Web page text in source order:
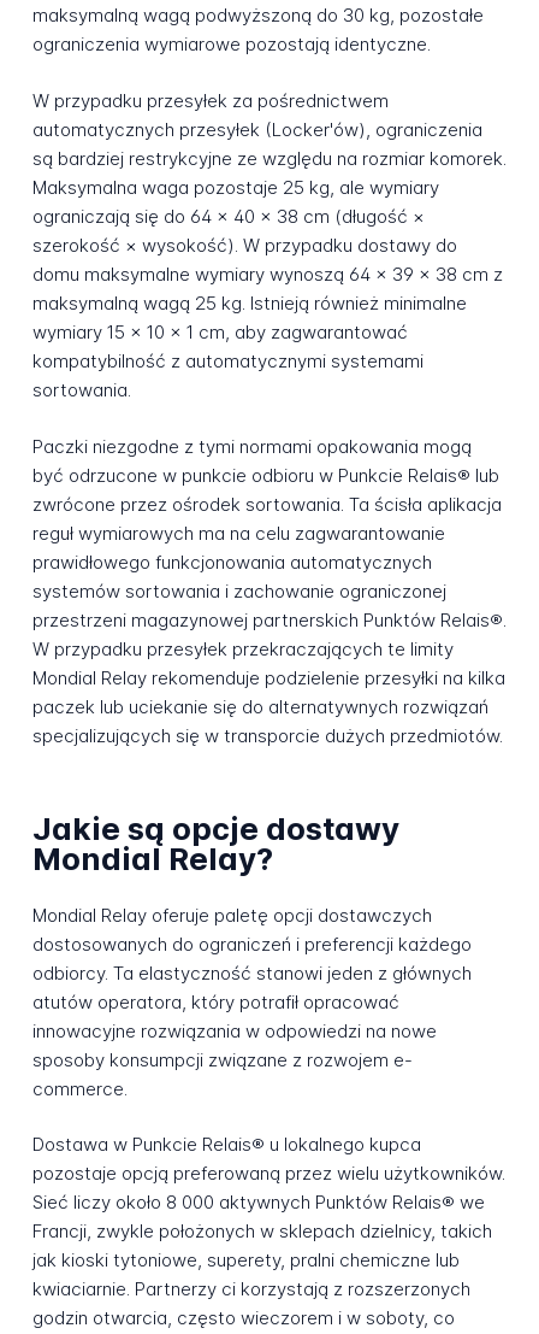
maksymalną wagą podwyższoną do 30 kg, pozostałe
ograniczenia wymiarowe pozostają identyczne.
W przypadku przesyłek za pośrednictwem
automatycznych przesyłek (Locker'ów), ograniczenia
są bardziej restrykcyjne ze względu na rozmiar komorek.
Maksymalna waga pozostaje 25 kg, ale wymiary
ograniczają się do 64 × 40 × 38 cm (długość ×
szerokość × wysokość). W przypadku dostawy do
domu maksymalne wymiary wynoszą 64 × 39 × 38 cm z
maksymalną wagą 25 kg. Istnieją również minimalne
wymiary 15 × 10 × 1 cm, aby zagwarantować
kompatybilność z automatycznymi systemami
sortowania.
Paczki niezgodne z tymi normami opakowania mogą
być odrzucone w punkcie odbioru w Punkcie Relais® lub
zwrócone przez ośrodek sortowania. Ta ścisła aplikacja
reguł wymiarowych ma na celu zagwarantowanie
prawidłowego funkcjonowania automatycznych
systemów sortowania i zachowanie ograniczonej
przestrzeni magazynowej partnerskich Punktów Relais®.
W przypadku przesyłek przekraczających te limity
Mondial Relay rekomenduje podzielenie przesyłki na kilka
paczek lub uciekanie się do alternatywnych rozwiązań
specjalizujących się w transporcie dużych przedmiotów.
Jakie są opcje dostawy
Mondial Relay?
Mondial Relay oferuje paletę opcji dostawczych
dostosowanych do ograniczeń i preferencji każdego
odbiorcy. Ta elastyczność stanowi jeden z głównych
atutów operatora, który potrafił opracować
innowacyjne rozwiązania w odpowiedzi na nowe
sposoby konsumpcji związane z rozwojem e-
commerce.
Dostawa w Punkcie Relais® u lokalnego kupca
pozostaje opcją preferowaną przez wielu użytkowników.
Sieć liczy około 8 000 aktywnych Punktów Relais® we
Francji, zwykle położonych w sklepach dzielnicy, takich
jak kioski tytoniowe, superety, pralni chemiczne lub
kwiaciarnie. Partnerzy ci korzystają z rozszerzonych
godzin otwarcia, często wieczorem i w soboty, co